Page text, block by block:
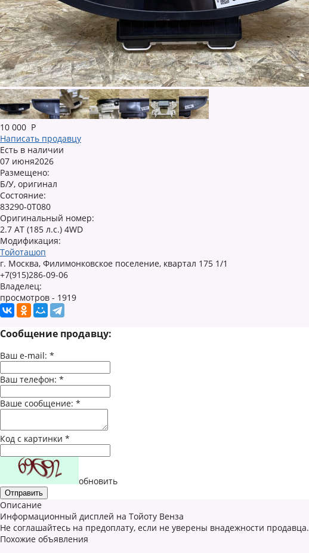
10 000 Р
Написать продавцу
Есть в наличии
07 июня2026
Размещено:
Б/У, оригинал
Состояние:
83290-0T080
Оригинальный номер:
2.7 AT (185 л.с.) 4WD
Модификация:
Тойоташоп
г. Москва, Филимонковское поселение, квартал 175 1/1
+7(915)286-09-06
Владелец:
просмотров - 1919
Сообщение продавцу:
Ваш e-mail: *
Ваш телефон: *
Ваше сообщение: *
Код с картинки *
обновить
Описание
Информационный дисплей на Тойоту Венза
Не соглашайтесь на предоплату, если не уверены внадежности продавца.
Похожие объявления